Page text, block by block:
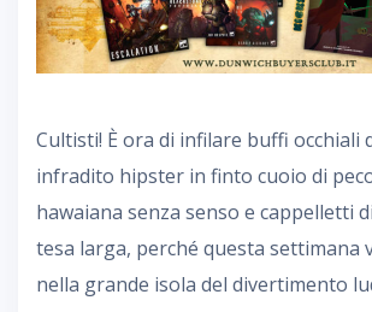
Cultisti! È ora di infilare buffi occhiali
infradito hipster in finto cuoio di
hawaiana senza senso e cappelletti
tesa larga, perché questa settimana
nella grande isola del divertimento